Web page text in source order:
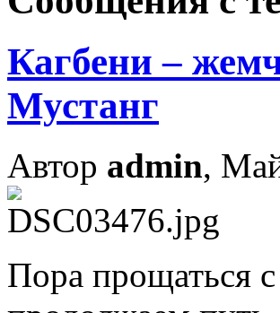
Кагбени –
Мустанг
Автор admin,
Пора прощаться